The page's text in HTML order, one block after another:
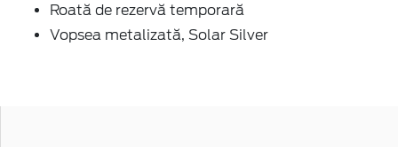
Roată de rezervă temporară
Vopsea metalizată, Solar Silver